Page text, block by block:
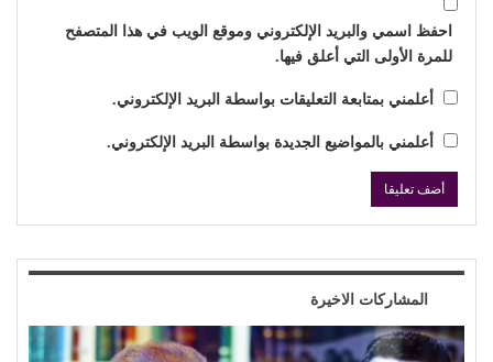
احفظ اسمي والبريد الإلكتروني وموقع الويب في هذا المتصفح
للمرة الأولى التي أعلق فيها.
أعلمني بمتابعة التعليقات بواسطة البريد الإلكتروني.
أعلمني بالمواضيع الجديدة بواسطة البريد الإلكتروني.
المشاركات الاخيرة